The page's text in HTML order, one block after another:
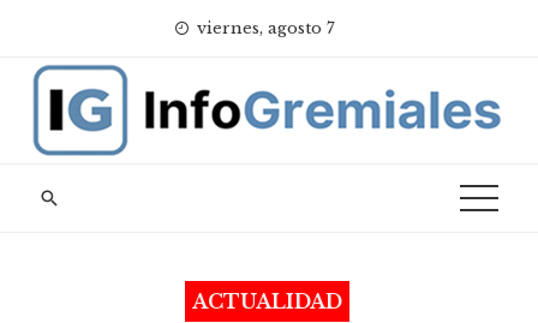
content
viernes, agosto 7
ACTUALIDAD